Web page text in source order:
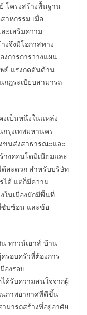
โครงสร้างพื้นฐาน
าหกรรม เมื่อ
ะเสริมความ
งจึงมีโอกาสทาง
งการการวางแผน
ย์ แรงกดดันด้าน
ฎระเบียบสามารถ
งเป็นหนึ่งในแหล่ง
รุงเทพมหานคร
ขนส่งสาธารณะและ
างคอนโดมิเนียมและ
สะดวก สำหรับบริษัท
ได้ แต่ก็มีความ
ในเมืองมักมีพื้นที่
ซับซ้อน และข้อ
ทาวน์เฮาส์ บ้าน
รอบครัวที่ต้องการ
องรอบ
ด้รับความสนใจจากผู้
ภาพอากาศที่ดีขึ้น
มารถสร้างที่อยู่อาศัย